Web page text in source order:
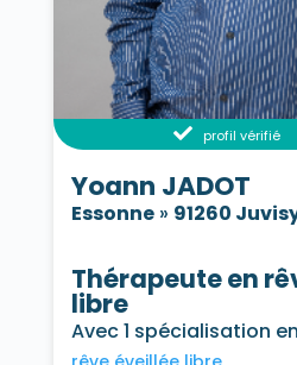
profil vérifié
Yoann JADOT
Essonne» 91260
Thérapeute en
libre
Avec 1 spécialisation en